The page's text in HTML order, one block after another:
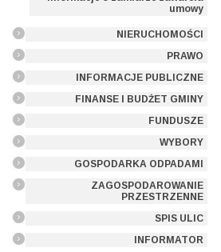
umowy
NIERUCHOMOŚCI
PRAWO
INFORMACJE PUBLICZNE
FINANSE I BUDŻET GMINY
FUNDUSZE
WYBORY
GOSPODARKA ODPADAMI
ZAGOSPODAROWANIE
PRZESTRZENNE
SPIS ULIC
INFORMATOR